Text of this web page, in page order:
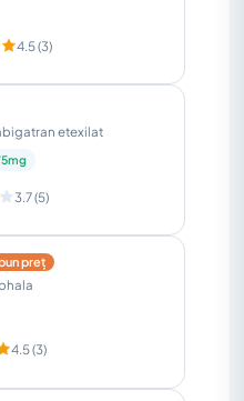
4.5 (3)
etexilat
3.7 (5)
preț
4.5 (3)